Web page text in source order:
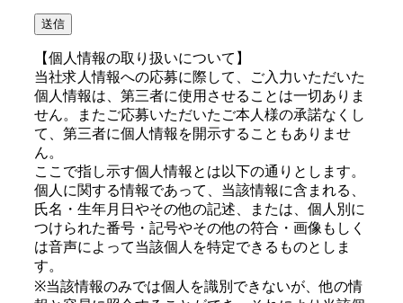
【個人情報の取り扱いについて】
当社求人情報への応募に際して、ご入力いただいた
個人情報は、第三者に使用させることは一切ありま
せん。またご応募いただいたご本人様の承諾なくし
て、第三者に個人情報を開示することもありませ
ん。
ここで指し示す個人情報とは以下の通りとします。
個人に関する情報であって、当該情報に含まれる、
氏名・生年月日やその他の記述、または、個人別に
つけられた番号・記号やその他の符合・画像もしく
は音声によって当該個人を特定できるものとしま
す。
※当該情報のみでは個人を識別できないが、他の情